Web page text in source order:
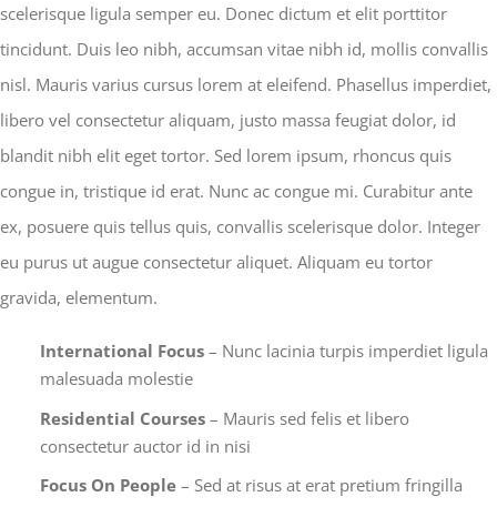
scelerisque ligula semper eu. Donec dictum et elit porttitor
tincidunt. Duis leo nibh, accumsan vitae nibh id, mollis convallis
nisl. Mauris varius cursus lorem at eleifend. Phasellus imperdiet,
libero vel consectetur aliquam, justo massa feugiat dolor, id
blandit nibh elit eget tortor. Sed lorem ipsum, rhoncus quis
congue in, tristique id erat. Nunc ac congue mi. Curabitur ante
ex, posuere quis tellus quis, convallis scelerisque dolor. Integer
eu purus ut augue consectetur aliquet. Aliquam eu tortor
gravida, elementum.
International Focus – Nunc lacinia turpis imperdiet ligula
malesuada molestie
Residential Courses – Mauris sed felis et libero
consectetur auctor id in nisi
Focus On People – Sed at risus at erat pretium fringilla